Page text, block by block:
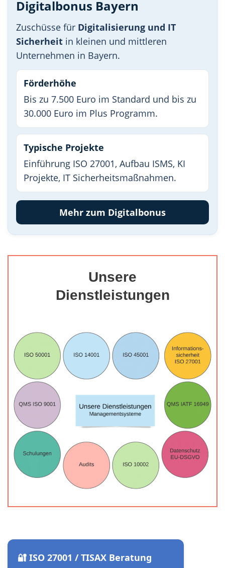
Digitalbonus Bayern
Zuschüsse für Digitalisierung und IT
Sicherheit in kleinen und mittleren
Unternehmen in Bayern.
Förderhöhe
Bis zu 7.500 Euro im Standard und bis zu
30.000 Euro im Plus Programm.
Typische Projekte
Einführung ISO 27001, Aufbau ISMS, KI
Projekte, IT Sicherheitsmaßnahmen.
Mehr zum Digitalbonus
Unsere
Dienstleistungen
🔐 ISO 27001 / TISAX Beratung